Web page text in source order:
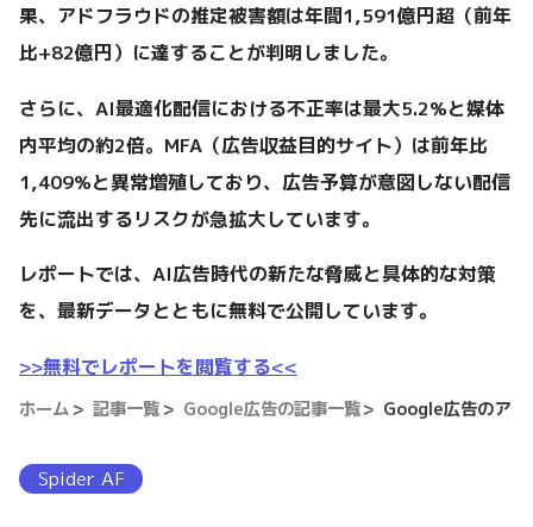
果、アドフラウドの推定被害額は年間1,591億円超（前年
比+82億円）に達することが判明しました。
さらに、AI最適化配信における不正率は最大5.2%と媒体
内平均の約2倍。MFA（広告収益目的サイト）は前年比
1,409%と異常増殖しており、広告予算が意図しない配信
先に流出するリスクが急拡大しています。
レポートでは、AI広告時代の新たな脅威と具体的な対策
を、最新データとともに無料で公開しています。
>>無料でレポートを閲覧する<<
ホーム 記事一覧 Google広告の記事一覧 Google広告のアト
Spider AF